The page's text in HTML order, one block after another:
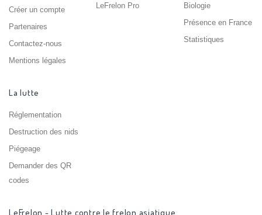
Créer un compte
Partenaires
Contactez-nous
Mentions légales
LeFrelon Pro
Biologie
Présence en France
Statistiques
La lutte
Réglementation
Destruction des nids
Piégeage
Demander des QR
codes
LeFrelon - Lutte contre le frelon asiatique